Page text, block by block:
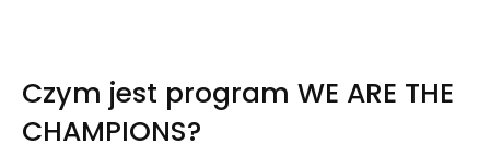
Czym jest program WE ARE THE
CHAMPIONS?